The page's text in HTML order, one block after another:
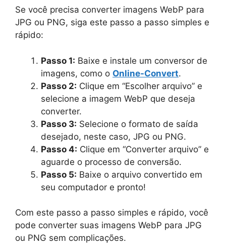
Se você precisa converter imagens WebP para
JPG ou PNG, siga este passo a passo simples e
rápido:
Passo 1: Baixe e instale um conversor de
imagens, como o Online-Convert.
Passo 2: Clique em “Escolher arquivo” e
selecione a imagem WebP que deseja
converter.
Passo 3: Selecione o formato de saída
desejado, neste caso, JPG ou PNG.
Passo 4: Clique em “Converter arquivo” e
aguarde o processo de conversão.
Passo 5: Baixe o arquivo convertido em
seu computador e pronto!
Com este passo a passo simples e rápido, você
pode converter suas imagens WebP para JPG
ou PNG sem complicações.